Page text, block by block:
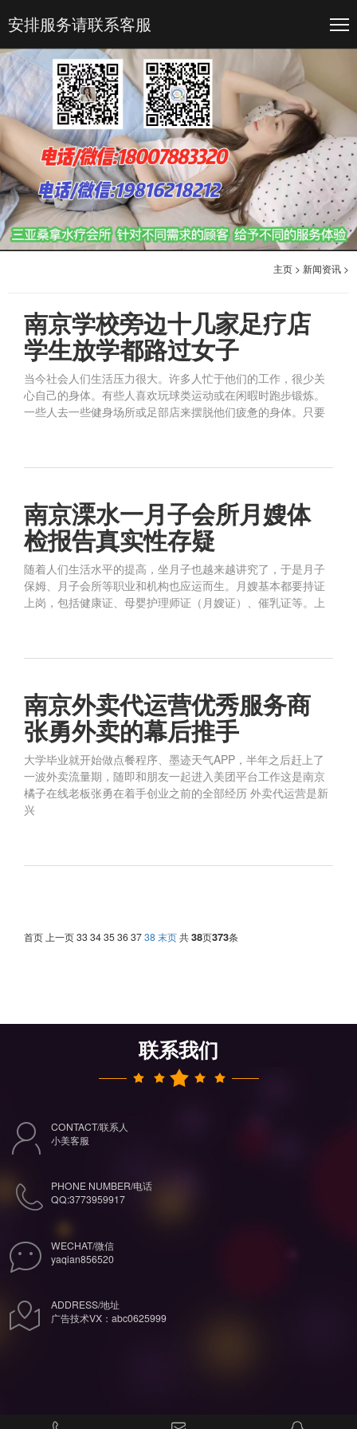
安排服务请联系客服
主页 > 新闻资讯 >
南京学校旁边十几家足疗店
学生放学都路过女子
当今社会人们生活压力很大。许多人忙于他们的工作，很少关
心自己的身体。有些人喜欢玩球类运动或在闲暇时跑步锻炼。
一些人去一些健身场所或足部店来摆脱他们疲惫的身体。只要
南京溧水一月子会所月嫂体
检报告真实性存疑
随着人们生活水平的提高，坐月子也越来越讲究了，于是月子
保姆、月子会所等职业和机构也应运而生。月嫂基本都要持证
上岗，包括健康证、母婴护理师证（月嫂证）、催乳证等。上
南京外卖代运营优秀服务商
张勇外卖的幕后推手
大学毕业就开始做点餐程序、墨迹天气APP，半年之后赶上了
一波外卖流量期，随即和朋友一起进入美团平台工作这是南京
橘子在线老板张勇在着手创业之前的全部经历 外卖代运营是新
兴
首页 上一页333435363738末页共38页373条
联系我们
CONTACT/联系人
小美客服
PHONE NUMBER/电话
QQ:3773959917
WECHAT/微信
yaqian856520
ADDRESS/地址
广告技术VX：abc0625999